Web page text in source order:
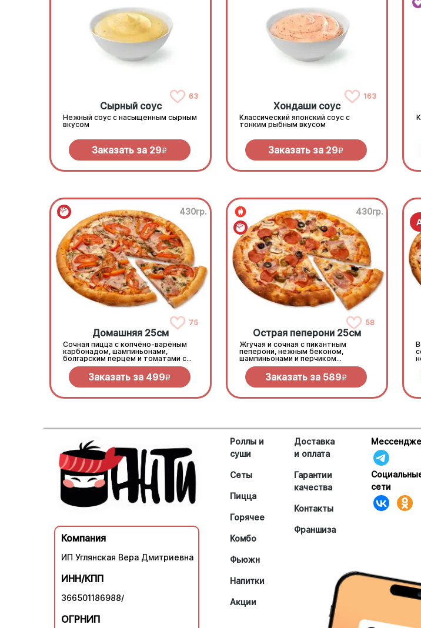
63
Сырный соус
Нежный соус с насыщенным сырным
вкусом
Заказать за 29R
163
Хондаши соус
Классический японский соус с
тонким рыбным вкусом
Заказать за 29R
430гр.
75
Домашняя 25см
Сочная пицца с копчёно-варёным
карбонадом, шампиньонами,
болгарским перцем и томатами с
зеленью под моцареллой
Заказать за 499R
430гр.
58
Острая пеперони 25cм
Жгучая и сочная с пикантным
пеперони, нежным беконом,
шампиньонами и перчиком
халапеньо под моцареллой
Заказать за 589R
Компания
ИП Углянская Вера Дмитриевна
ИНН/КПП
366501186988/
ОГРНИП
Роллы и
суши
Сеты
Пицца
Горячее
Комбо
Фьюжн
Напитки
Акции
Доставка
и оплата
Гарантии
качества
Контакты
Франшиза
сети